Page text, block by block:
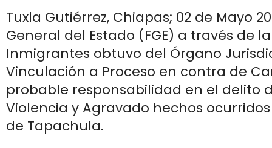
Tuxla Gutiérrez, Chiapas; 02 de Mayo
General del Estado (FGE) a través de
Inmigrantes obtuvo del Órgano
Vinculación a Proceso en contra de
probable responsabilidad en el delito
Violencia y Agravado hechos
de Tapachula.